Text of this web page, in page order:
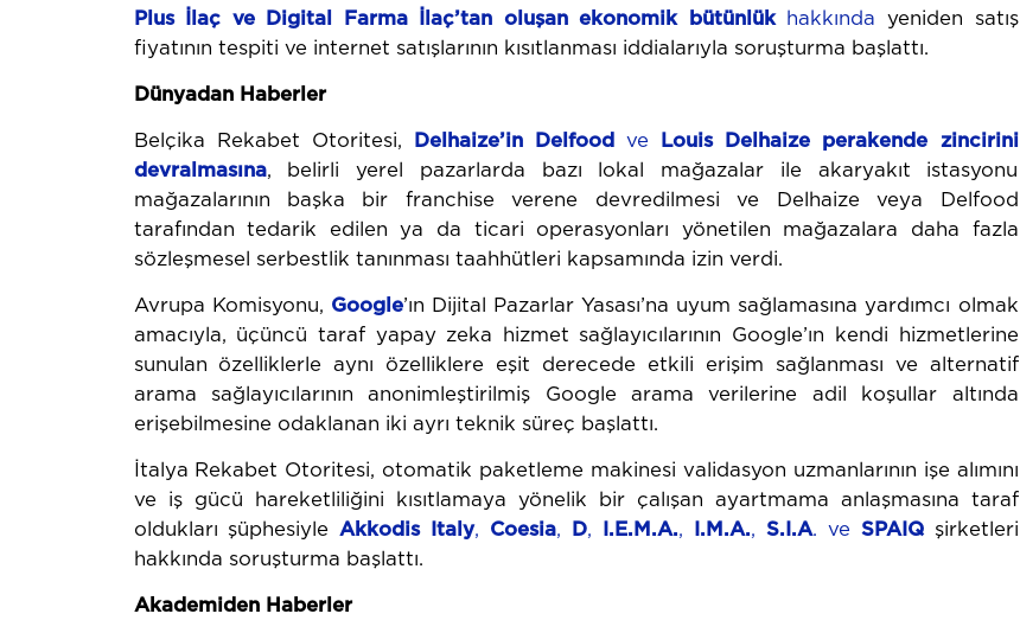
Plus İlaç
ve Digital Farma İlaç’tan oluşan ekonomik bütünlük hakkında yeniden satış
fiyatının tespiti ve internet satışlarının kısıtlanması iddialarıyla soruşturma başlattı.
Dünyadan Haberler
Belçika Rekabet Otoritesi, Delhaize’in Delfood ve
Louis Delhaize perakende zincirini
devralmasına, belirli yerel pazarlarda bazı lokal mağazalar ile akaryakıt istasyonu
mağazalarının başka bir franchise verene devredilmesi ve Delhaize veya Delfood
tarafından tedarik edilen ya da ticari operasyonları yönetilen mağazalara daha fazla
sözleşmesel serbestlik tanınması taahhütleri kapsamında izin verdi.
Avrupa Komisyonu, Google’ın Dijital Pazarlar Yasası’na uyum sağlamasına yardımcı olmak
amacıyla, üçüncü taraf yapay zeka hizmet sağlayıcılarının Google’ın kendi hizmetlerine
sunulan özelliklerle aynı özelliklere eşit derecede etkili erişim sağlanması ve alternatif
arama sağlayıcılarının anonimleştirilmiş Google arama verilerine adil koşullar altında
erişebilmesine odaklanan iki ayrı teknik süreç başlattı.
İtalya Rekabet Otoritesi, otomatik paketleme makinesi validasyon uzmanlarının işe alımını
ve iş gücü hareketliliğini kısıtlamaya yönelik bir çalışan ayartmama anlaşmasına taraf
oldukları şüphesiyle Akkodis Italy, Coesia, D, I.E.M.A., I.M.A., S.I.A. ve SPAIQşirketleri
hakkında soruşturma başlattı.
Akademiden Haberler